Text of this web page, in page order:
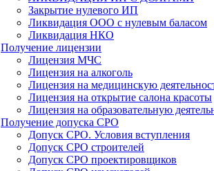
Закрытие нулевого ИП
Ликвидация ООО с нулевым баласом
Ликвидация НКО
Получение лицензии
Лицензия МЧС
Лицензия на алкоголь
Лицензия на медицинскую
Лицензия на открытие салона красоты
Лицензия на образовательную
Получение допуска СРО
Допуск СРО. Условия вступления
Допуск СРО строителей
Допуск СРО проектировщиков